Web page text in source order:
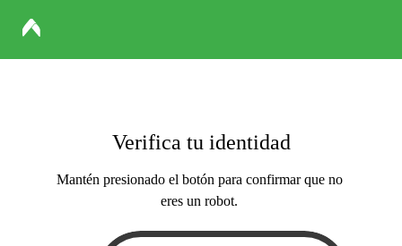
Verifica tu identidad
Mantén presionado el botón para confirmar que no
eres un robot.